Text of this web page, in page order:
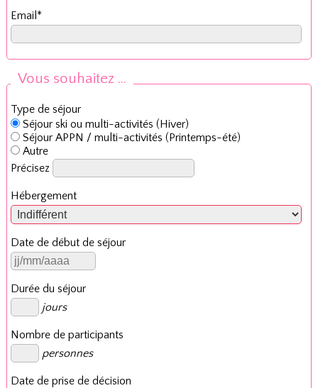
Email*
Vous souhaitez ...
Type de séjour
Séjour ski ou multi-activités (Hiver)
Séjour APPN / multi-activités (Printemps-été)
Autre
Précisez
Hébergement
Date de début de séjour
Durée du séjour
jours
Nombre de participants
personnes
Date de prise de décision